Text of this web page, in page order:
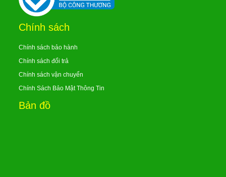
Chính sách
Chính sách bảo hành
Chính sách đổi trả
Chính sách vận chuyển
Chính Sách Bảo Mật Thông Tin
Bản đồ